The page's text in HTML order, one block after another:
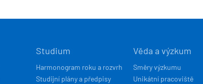
Studium
Harmonogram roku a rozvrh
Studijní plány a předpisy
Věda a výzkum
Směry výzkumu
Unikátní pracoviště